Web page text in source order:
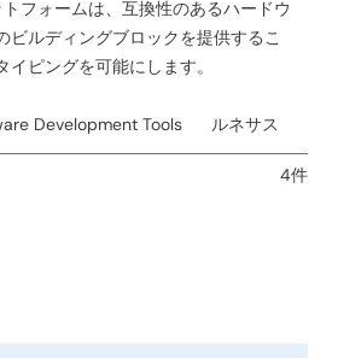
フォームは、互換性のあるハードウ
ビルディングブロックを提供するこ
イピングを可能にします。
Development Tools ルネサス
4件